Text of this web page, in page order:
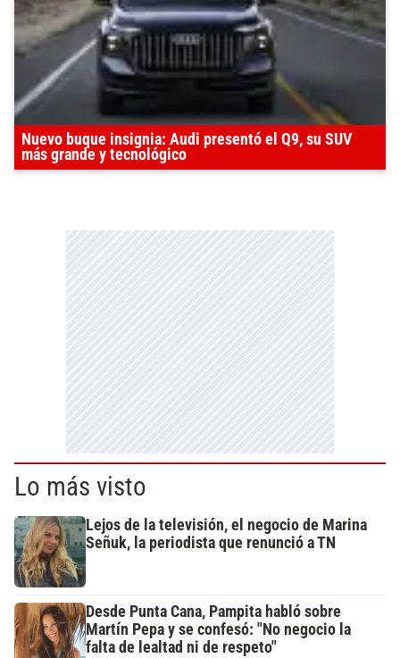
Nuevo buque insignia: Audi presentó el Q9, su SUV
más grande y tecnológico
Lo más visto
Lejos de la televisión, el negocio de Marina
Señuk, la periodista que renunció a TN
Desde Punta Cana, Pampita habló sobre
Martín Pepa y se confesó: "No negocio la
falta de lealtad ni de respeto"